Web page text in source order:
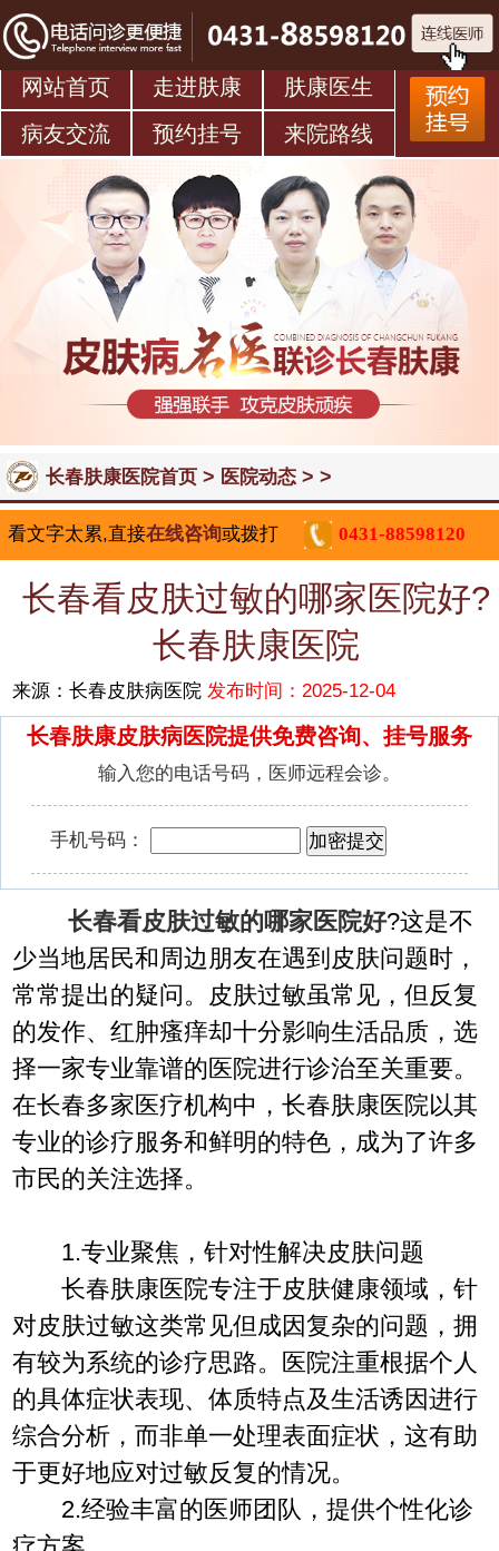
网站首页 走进肤康
肤康医生
病友交流
预约挂号 来院路线
长春肤康医院首页> 医院动态> >
看文字太累,直接在线咨询或拨打 0431-88598120
长春看皮肤过敏的哪家医院好?
长春肤康医院
来源：长春皮肤病医院发布时间：2025-12-04
长春肤康皮肤病医院提供免费咨询、挂号服务
输入您的电话号码，医师远程会诊。
手机号码：
长春看皮肤过敏的哪家医院好?这是不
少当地居民和周边朋友在遇到皮肤问题时，
常常提出的疑问。皮肤过敏虽常见，但反复
的发作、红肿瘙痒却十分影响生活品质，选
择一家专业靠谱的医院进行诊治至关重要。
在长春多家医疗机构中，长春肤康医院以其
专业的诊疗服务和鲜明的特色，成为了许多
市民的关注选择。
1.专业聚焦，针对性解决皮肤问题
长春肤康医院专注于皮肤健康领域，针
对皮肤过敏这类常见但成因复杂的问题，拥
有较为系统的诊疗思路。医院注重根据个人
的具体症状表现、体质特点及生活诱因进行
综合分析，而非单一处理表面症状，这有助
于更好地应对过敏反复的情况。
2.经验丰富的医师团队，提供个性化诊